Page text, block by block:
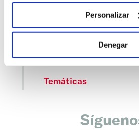
Personalizar
Denegar
Cedinfor
Centros
Fiesta de la
Temáticas